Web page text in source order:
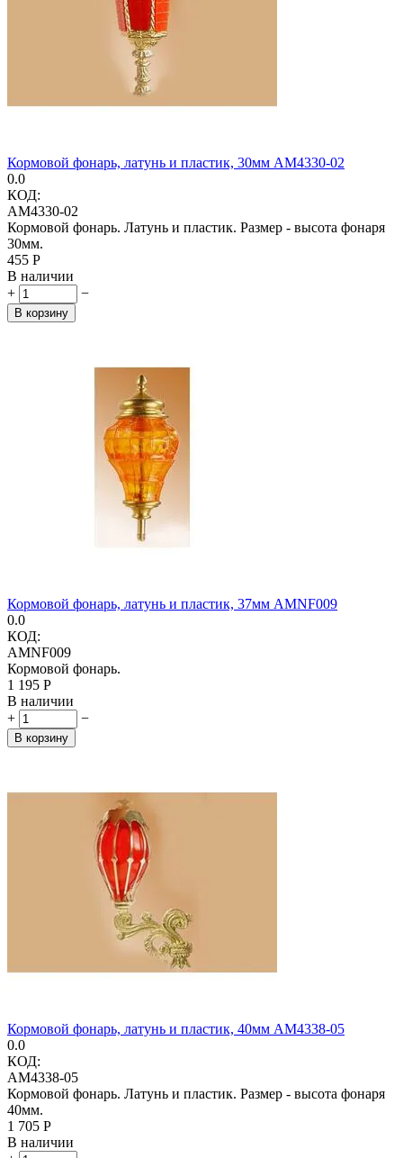
Кормовой фонарь, латунь и пластик, 30мм AM4330-02
0.0
КОД:
AM4330-02
Кормовой фонарь. Латунь и пластик. Размер - высота фонаря
30мм.
‍455‍ Р
В наличии
+
−
В корзину
Кормовой фонарь, латунь и пластик, 37мм AMNF009
0.0
КОД:
AMNF009
Кормовой фонарь.
1 195 Р
В наличии
+
−
В корзину
Кормовой фонарь, латунь и пластик, 40мм AM4338-05
0.0
КОД:
AM4338-05
Кормовой фонарь. Латунь и пластик. Размер - высота фонаря
40мм.
1 705 Р
В наличии